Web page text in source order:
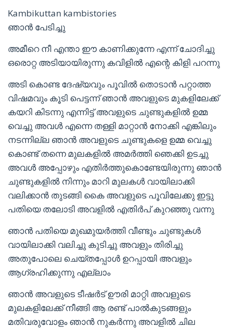
Kambikuttan kambistories
ഞാൻ പേടിച്ചു
അമീറെ നീ എന്താ ഈ കാണിക്കുന്നേ എന്ന് ചോദിച്ചു
ഒരൊറ്റ അടിയായിരുന്നു കവിളിൽ എന്റെ കിളി പറന്നു
അടി കൊണ്ട ദേഷ്യവും പൂവിൽ തൊടാൻ പറ്റാത്ത
വിഷമവും കൂടി പെട്ടന്ന് ഞാൻ അവളുടെ മുകളിലേക്ക്
കയറി കിടന്നു എന്നിട്ട് അവളുടെ ചുണ്ടുകളിൽ ഉമ്മ
വെച്ചു അവൾ എന്നെ തള്ളി മാറ്റാൻ നോക്കി എങ്കിലും
നടന്നില്ല ഞാൻ അവളുടെ ചുണ്ടുകളെ ഉമ്മ വെച്ചു
കൊണ്ട് തന്നെ മുലകളിൽ അമർത്തി ഞെക്കി ഉടച്ചു
അവൾ അപ്പോഴും എതിർത്തുകൊണ്ടേയിരുന്നു ഞാൻ
ചുണ്ടുകളിൽ നിന്നും മാറി മുലകൾ വായിലാക്കി
വലിക്കാൻ തുടങ്ങി കൈ അവളുടെ പൂവിലേക്കു ഇട്ടു
പതിയെ തലോടി അവളിൽ എതിർപ് കുറഞ്ഞു വന്നു
ഞാൻ പതിയെ മുഖമുയർത്തി വീണ്ടും ചുണ്ടുകൾ
വായിലാക്കി വലിച്ചു കുടിച്ചു അവളും തിരിച്ചു
അതുപോലെ ചെയ്തപ്പോൾ ഉറപ്പായി അവളും
ആഗ്രഹിക്കുന്നു എല്ലാം
ഞാൻ അവളുടെ ടീഷർട് ഊരി മാറ്റി അവളുടെ
മുലകളിലേക്ക് നീങ്ങി ആ രണ്ട് പാൽകുടങ്ങളും
മതിവരുവോളം ഞാൻ നുകർന്നു അവളിൽ ചില